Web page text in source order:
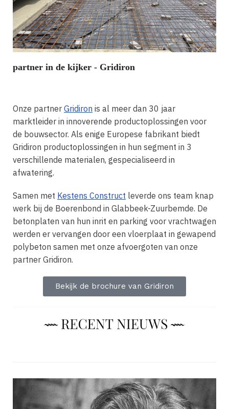
partner in de kijker - Gridiron
Onze partner Gridiron is al meer dan 30 jaar
marktleider in innoverende productoplossingen voor
de bouwsector. Als enige Europese fabrikant biedt
Gridiron productoplossingen in hun segment in 3
verschillende materialen, gespecialiseerd in
afwatering.
Samen met Kestens Construct leverde ons team knap
werk bij de Boerenbond in Glabbeek-Zuurbemde. De
betonplaten van hun inrit en parking voor vrachtwagen
werden er vervangen door een vloerplaat in gewapend
polybeton samen met onze afvoergoten van onze
partner Gridiron.
Bekijk de brochure van Gridiron